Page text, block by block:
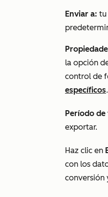
Enviar a: tu
la opción
control de
específicos.
Período de
exportar.
Haz clic en
con los
conversión